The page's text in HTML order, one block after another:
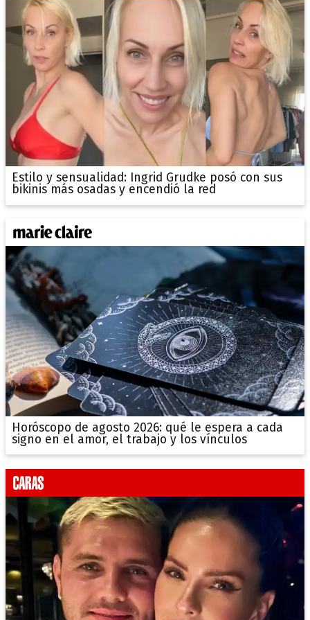
Estilo y sensualidad: Ingrid Grudke posó con sus
bikinis más osadas y encendió la red
Horóscopo de agosto 2026: qué le espera a cada
signo en el amor, el trabajo y los vínculos